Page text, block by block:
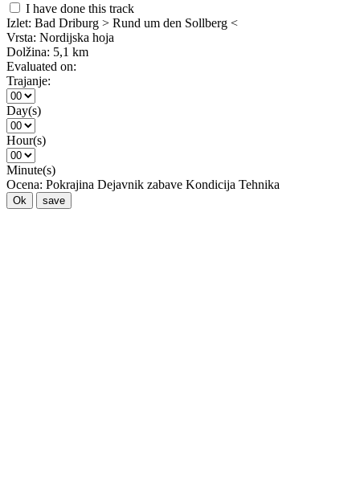
I have done this track
Izlet: Bad Driburg > Rund um den Sollberg <
Vrsta: Nordijska hoja
Dolžina: 5,1 km
Evaluated on:
Trajanje:
Day(s)
Hour(s)
Minute(s)
Ocena: Pokrajina Dejavnik zabave Kondicija Tehnika
Ok save